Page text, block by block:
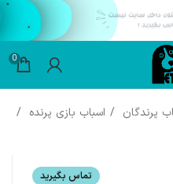
0
پرندگان
اسباب بازی پرنده
تماس بگیرید